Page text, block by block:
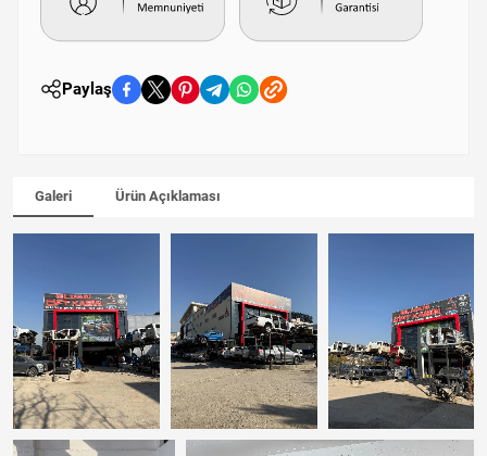
Paylaş
Galeri Ürün Açıklaması